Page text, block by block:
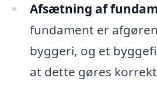
Afsætning af
fundament er
byggeri, og et
at dette gøres